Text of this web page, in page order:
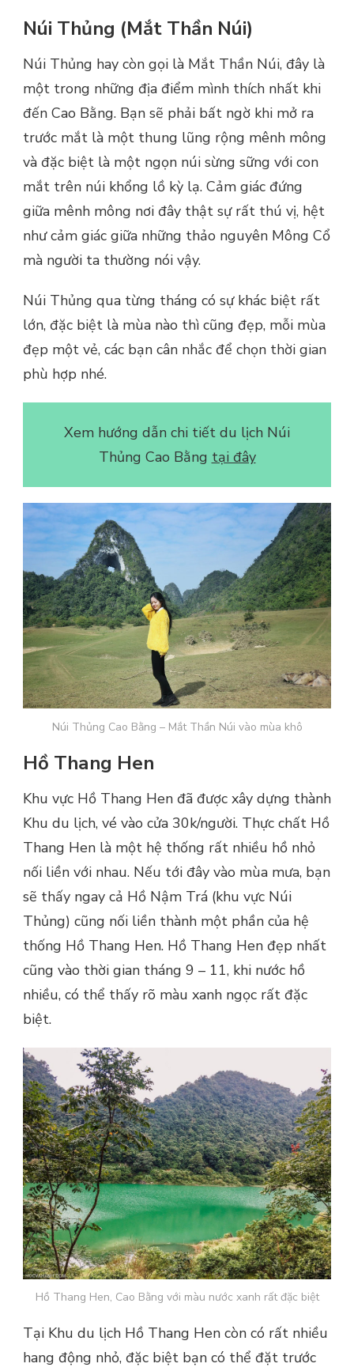
Núi Thủng (Mắt Thần Núi)
Núi Thủng hay còn gọi là Mắt Thần Núi, đây là
một trong những địa điểm mình thích nhất khi
đến Cao Bằng. Bạn sẽ phải bất ngờ khi mở ra
trước mắt là một thung lũng rộng mênh mông
và đặc biệt là một ngọn núi sừng sững với con
mắt trên núi khổng lồ kỳ lạ. Cảm giác đứng
giữa mênh mông nơi đây thật sự rất thú vị, hệt
như cảm giác giữa những thảo nguyên Mông Cổ
mà người ta thường nói vậy.
Núi Thủng qua từng tháng có sự khác biệt rất
lớn, đặc biệt là mùa nào thì cũng đẹp, mỗi mùa
đẹp một vẻ, các bạn cân nhắc để chọn thời gian
phù hợp nhé.
Xem hướng dẫn chi tiết du lịch Núi
Thủng Cao Bằng tại đây
Núi Thủng Cao Bằng – Mắt Thần Núi vào mùa khô
Hồ Thang Hen
Khu vực Hồ Thang Hen đã được xây dựng thành
Khu du lịch, vé vào cửa 30k/người. Thực chất Hồ
Thang Hen là một hệ thống rất nhiều hồ nhỏ
nối liền với nhau. Nếu tới đây vào mùa mưa, bạn
sẽ thấy ngay cả Hồ Nậm Trá (khu vực Núi
Thủng) cũng nối liền thành một phần của hệ
thống Hồ Thang Hen. Hồ Thang Hen đẹp nhất
cũng vào thời gian tháng 9 – 11, khi nước hồ
nhiều, có thể thấy rõ màu xanh ngọc rất đặc
biệt.
Hồ Thang Hen, Cao Bằng với màu nước xanh rất đặc biệt
Tại Khu du lịch Hồ Thang Hen còn có rất nhiều
hang động nhỏ, đặc biệt bạn có thể đặt trước